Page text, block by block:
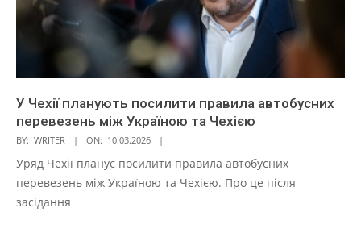
У Чехії планують посилити правила автобусних
перевезень між Україною та Чехією
BY: WRITER ON: 10.03.2026
Уряд Чехії планує посилити правила автобусних
перевезень між Україною та Чехією. Про це після
засідання